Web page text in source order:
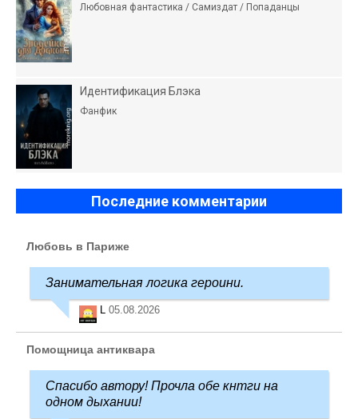
Любовная фантастика / Самиздат / Попаданцы
Идентификация Блэка
Фанфик
Последние комментарии
Любовь в Париже
Занимательная логика героини.
L 05.08.2026
Помощница антиквара
Спасибо автору! Прочла обе кнтги на
одном дыхании!